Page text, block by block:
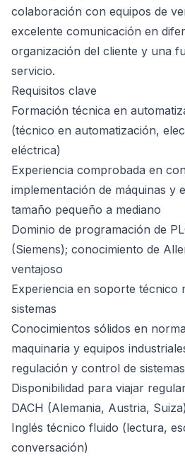
colaboración con equipos de
excelente comunicación en
organización del cliente y una
servicio.
Requisitos clave
Formación técnica en
(técnico en automatización,
eléctrica)
Experiencia comprobada en
implementación de máquinas y
tamaño pequeño a mediano
Dominio de programación de
(Siemens); conocimiento de
ventajoso
Experiencia en soporte técnico
sistemas
Conocimientos sólidos en
maquinaria y equipos
regulación y control de
Disponibilidad para viajar
DACH (Alemania, Austria,
Inglés técnico fluido (lectura,
conversación)